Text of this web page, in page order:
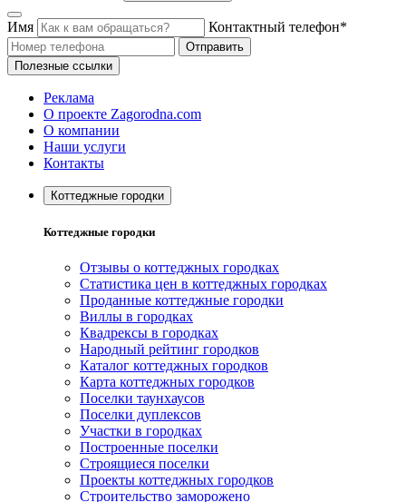
Имя Контактный телефон*
Отправить
Полезные ссылки
Реклама
О проекте Zagorodna.com
О компании
Наши услуги
Контакты
Коттеджные городки
Коттеджные городки
Отзывы о коттеджных городках
Статистика цен в коттеджных городках
Проданные коттеджные городки
Виллы в городках
Квадрексы в городках
Народный рейтинг городков
Каталог коттеджных городков
Карта коттеджных городков
Поселки таунхаусов
Поселки дуплексов
Участки в городках
Построенные поселки
Строящиеся поселки
Проекты коттеджных городков
Строительство заморожено